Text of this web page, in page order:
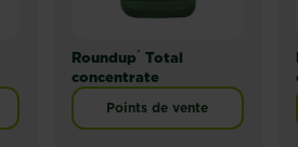
Roundup® Total
concentrate
Points de vente